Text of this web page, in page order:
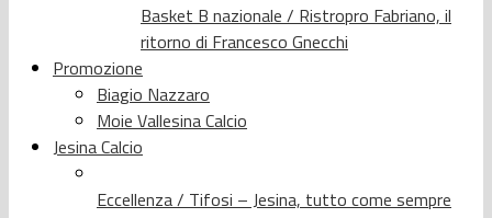
Basket B nazionale / Ristropro Fabriano, il
ritorno di Francesco Gnecchi
Promozione
Biagio Nazzaro
Moie Vallesina Calcio
Jesina Calcio
Eccellenza / Tifosi – Jesina, tutto come sempre